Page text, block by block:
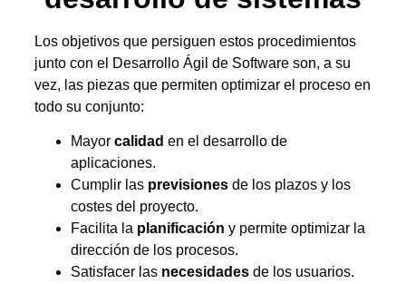
Los objetivos que persiguen estos procedimientos
junto con el Desarrollo Ágil de Software son, a su
vez, las piezas que permiten optimizar el proceso en
todo su conjunto:
Mayor calidad en el desarrollo de
aplicaciones.
Cumplir las previsionesde los plazos y los
costes del proyecto.
Facilita la planificación y permite optimizar la
dirección de los procesos.
Satisfacer las necesidadesde los usuarios.